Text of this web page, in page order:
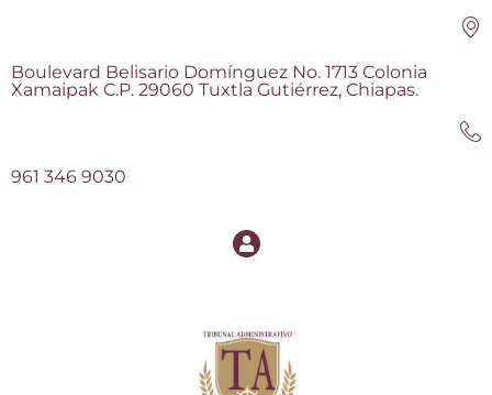
Boulevard Belisario Domínguez No. 1713 Colonia
Xamaipak C.P. 29060 Tuxtla Gutiérrez, Chiapas.
961 346 9030